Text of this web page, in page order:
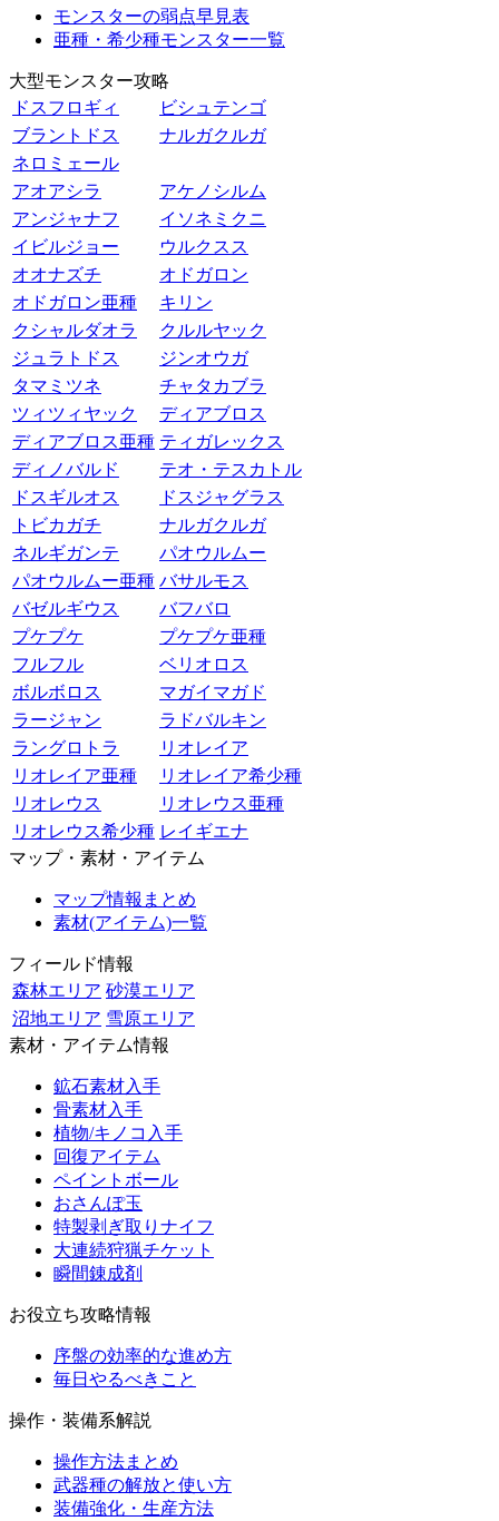
モンスターの弱点早見表
亜種・希少種モンスター一覧
大型モンスター攻略
ドスフロギィ
ビシュテンゴ
ブラントドス
ナルガクルガ
ネロミェール
アオアシラ
アケノシルム
アンジャナフ
イソネミクニ
イビルジョー
ウルクスス
オオナズチ
オドガロン
オドガロン亜種
キリン
クシャルダオラ
クルルヤック
ジュラトドス
ジンオウガ
タマミツネ
チャタカブラ
ツィツィヤック
ディアブロス
ディアブロス亜種 ティガレックス
ディノバルド
テオ・テスカトル
ドスギルオス
ドスジャグラス
トビカガチ
ナルガクルガ
ネルギガンテ
パオウルムー
パオウルムー亜種 バサルモス
バゼルギウス
バフバロ
プケプケ
プケプケ亜種
フルフル
ベリオロス
ボルボロス
マガイマガド
ラージャン
ラドバルキン
ラングロトラ
リオレイア
リオレイア亜種
リオレイア希少種
リオレウス
リオレウス亜種
リオレウス希少種 レイギエナ
マップ・素材・アイテム
マップ情報まとめ
素材(アイテム)一覧
フィールド情報
森林エリア 砂漠エリア
沼地エリア 雪原エリア
素材・アイテム情報
鉱石素材入手
骨素材入手
植物/キノコ入手
回復アイテム
ペイントボール
おさんぽ玉
特製剥ぎ取りナイフ
大連続狩猟チケット
瞬間錬成剤
お役立ち攻略情報
序盤の効率的な進め方
毎日やるべきこと
操作・装備系解説
操作方法まとめ
武器種の解放と使い方
装備強化・生産方法